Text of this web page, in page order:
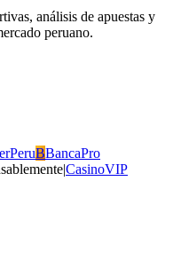
análisis de apuestas y
peruano.
BBancaPro
|CasinoVIP